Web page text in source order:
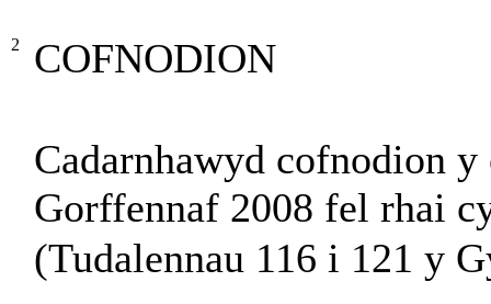
2 COFNODION
Cadarnhawyd cofnodion
Gorffennaf 2008 fel rhai
(Tudalennau 116 i 121 y